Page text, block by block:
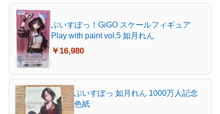
ぶいすぽっ！GiGO スケールフィギュア
Play with paint vol.5 如月れん
￥16,980
ぶいすぽっ 如月れん 1000万人記念
色紙